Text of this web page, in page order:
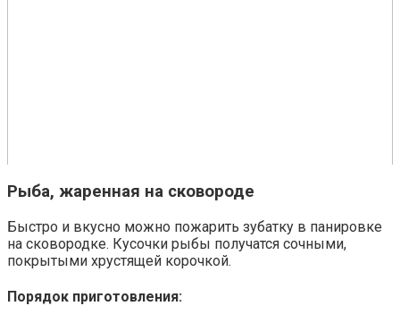
Рыба, жаренная на сковороде
Быстро и вкусно можно пожарить зубатку в панировке
на сковородке. Кусочки рыбы получатся сочными,
покрытыми хрустящей корочкой.
Порядок приготовления: